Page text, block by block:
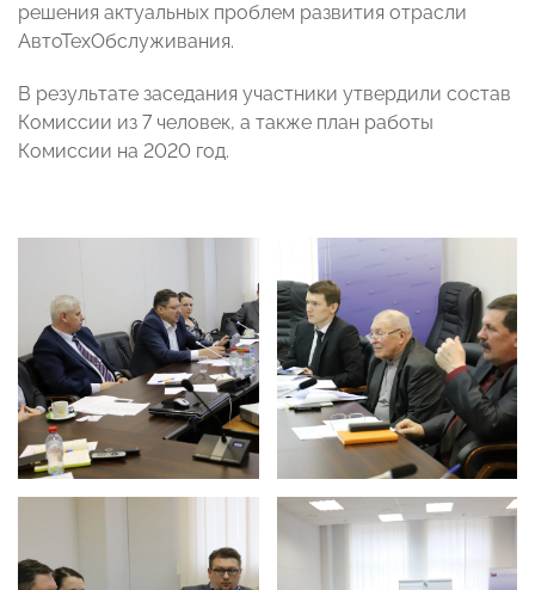
решения актуальных проблем развития отрасли
АвтоТехОбслуживания.
В результате заседания участники утвердили состав
Комиссии из 7 человек, а также план работы
Комиссии на 2020 год.